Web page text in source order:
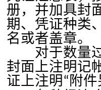
册，并加具封
期、凭证种类
名或者盖章。
对于数量过
封面上注明记
证上注明 “ 附